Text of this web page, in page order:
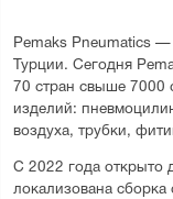
Pemaks Pneumatics
Турции. Сегодня
70 стран свыше 7000
изделий:
воздуха, трубки,
С 2022 года открыто
локализована сборка